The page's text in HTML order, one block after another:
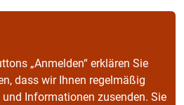
„Anmelden“ erklären Sie
dass wir Ihnen regelmäßig
Informationen zusenden. Sie